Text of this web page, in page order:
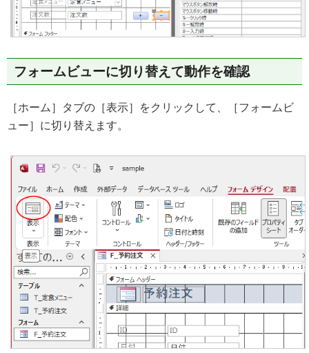
フォームビューに切り替えて動作を確認
［ホーム］タブの［表示］をクリックして、［フォームビ
ュー］に切り替えます。